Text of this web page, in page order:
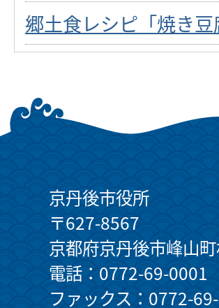
郷土食レシピ「焼き
京丹後市役所
〒627-8567
京都府京丹後市峰山
電話：0772-69-0001
ファックス：0772-